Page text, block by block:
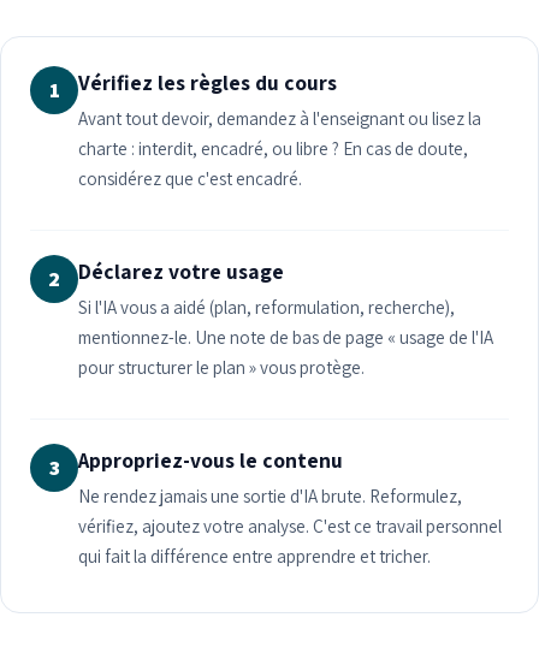
1 Vérifiez les règles du cours
Avant tout devoir, demandez à l'enseignant ou lisez la
charte : interdit, encadré, ou libre ? En cas de doute,
considérez que c'est encadré.
2 Déclarez votre usage
Si l'IA vous a aidé (plan, reformulation, recherche),
mentionnez-le. Une note de bas de page « usage de l'IA
pour structurer le plan » vous protège.
3 Appropriez-vous le contenu
Ne rendez jamais une sortie d'IA brute. Reformulez,
vérifiez, ajoutez votre analyse. C'est ce travail personnel
qui fait la différence entre apprendre et tricher.